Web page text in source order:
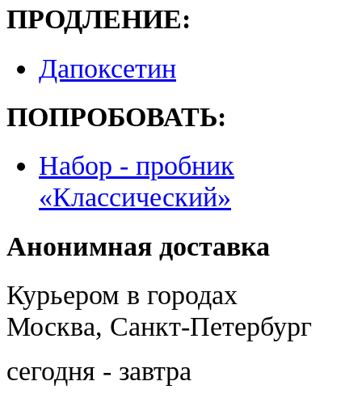
ПРОДЛЕНИЕ:
Дапоксетин
ПОПРОБОВАТЬ:
Набор - пробник
«Классический»
Анонимная доставка
Курьером в городах
Москва, Санкт-Петербург
сегодня - завтра